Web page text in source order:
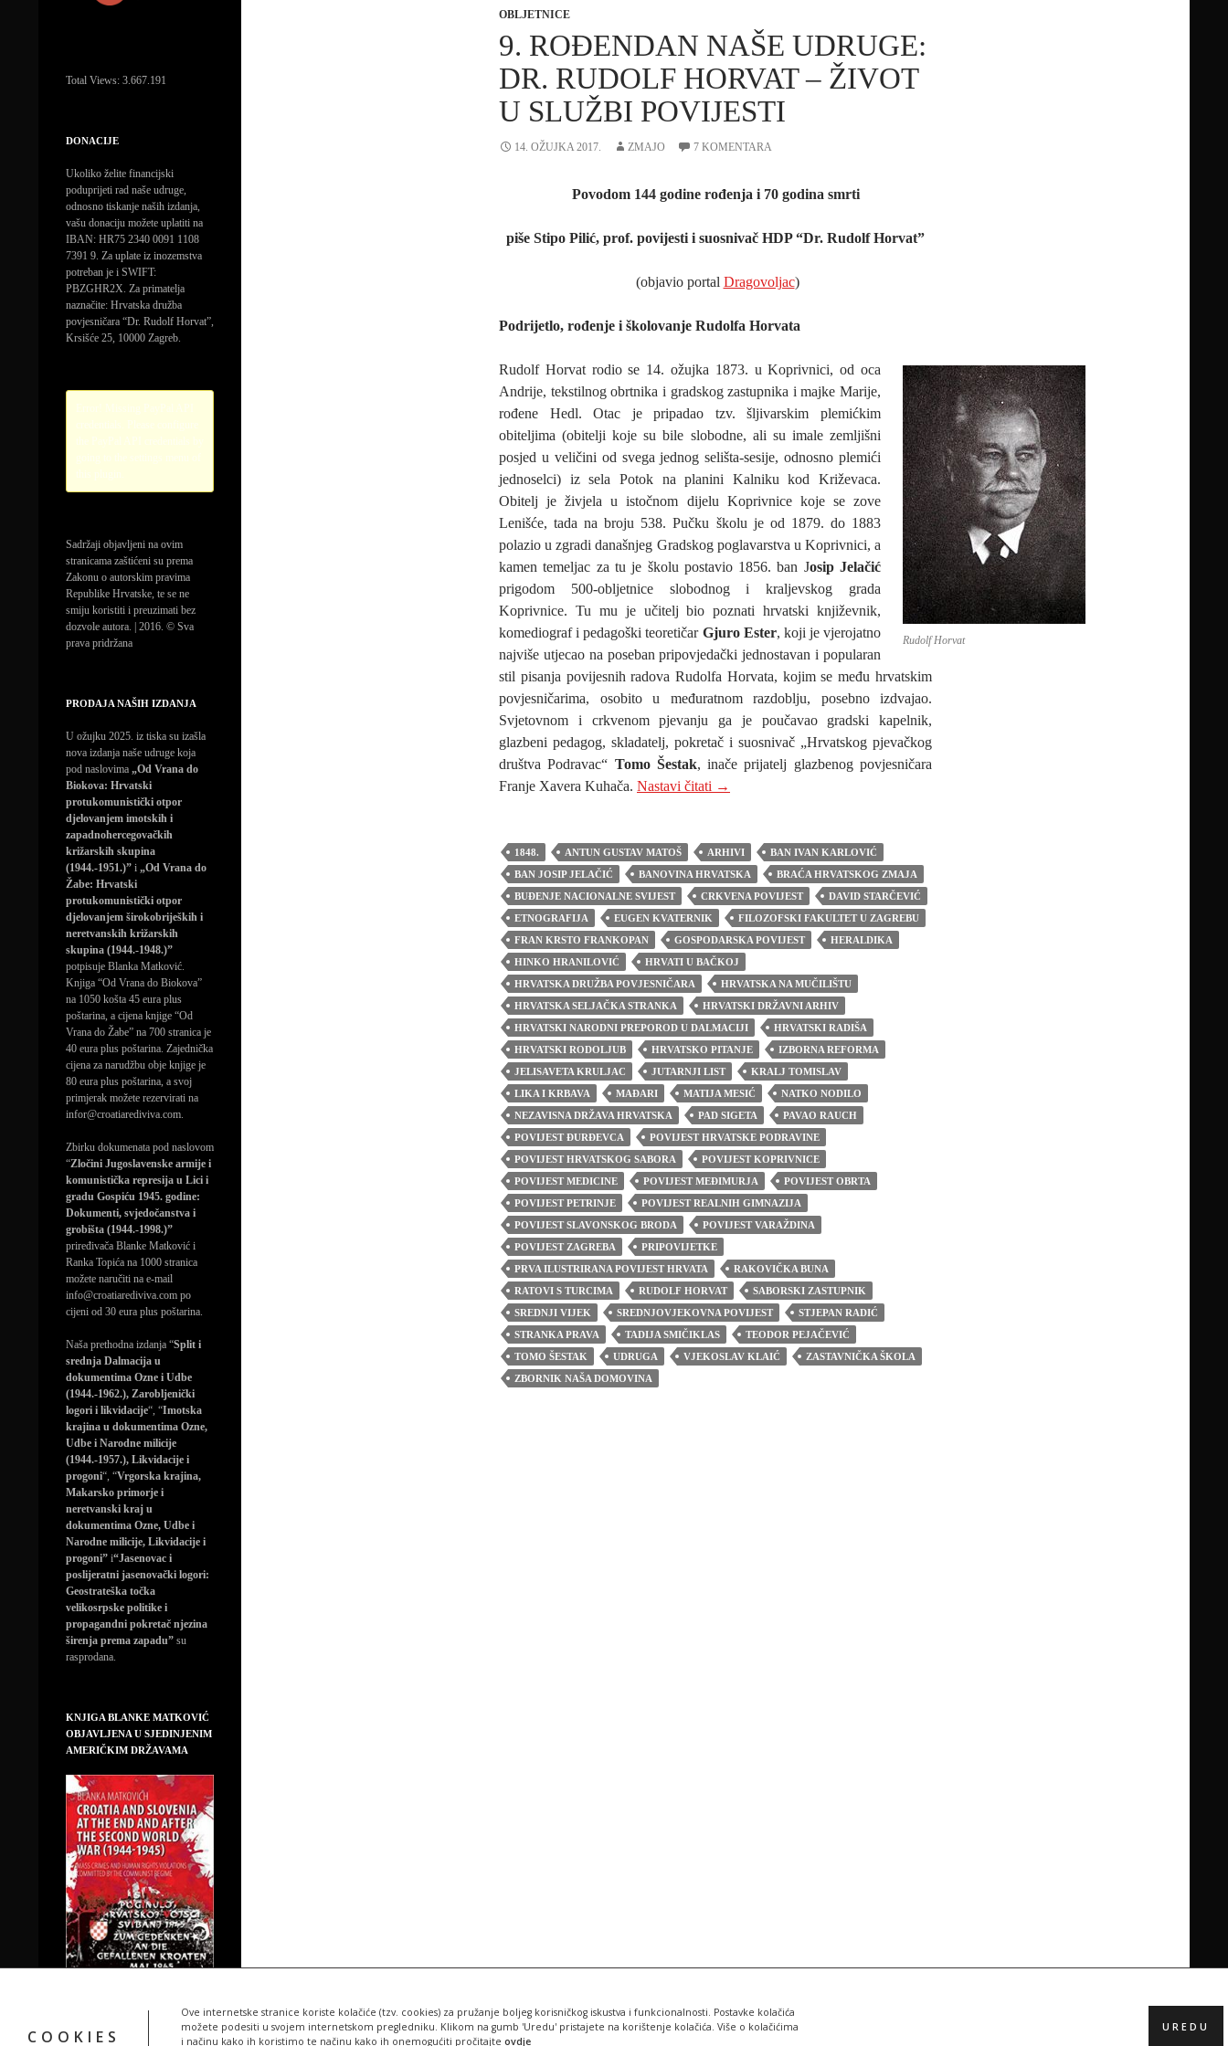
COOKIES
Ove internetske stranice koriste kolačiće (tzv. cookies) za pružanje boljeg korisničkog iskustva i funkcionalnosti. Postavke kolačića
možete podesiti u svojem internetskom pregledniku. Klikom na gumb 'Uredu' pristajete na korištenje kolačića. Više o kolačićima
i načinu kako ih koristimo te načinu kako ih onemogućiti pročitajte ovdje
UREDU
OBLJETNICE
9. ROĐENDAN NAŠE UDRUGE:
DR. RUDOLF HORVAT – ŽIVOT
U SLUŽBI POVIJESTI
14. OŽUJKA 2017. ZMAJO 7 KOMENTARA
Povodom 144 godine rođenja i 70 godina smrti
piše Stipo Pilić, prof. povijesti i suosnivač HDP “Dr. Rudolf Horvat”
(objavio portal Dragovoljac)
Podrijetlo, rođenje i školovanje Rudolfa Horvata
Rudolf Horvat
Rudolf Horvat rodio se 14. ožujka 1873. u Koprivnici, od oca
Andrije, tekstilnog obrtnika i gradskog zastupnika i majke Marije,
rođene Hedl. Otac je pripadao tzv. šljivarskim plemićkim
obiteljima (obitelji koje su bile slobodne, ali su imale zemljišni
posjed u veličini od svega jednog selišta-sesije, odnosno plemići
jednoselci) iz sela Potok na planini Kalniku kod Križevaca.
Obitelj je živjela u istočnom dijelu Koprivnice koje se zove
Lenišće, tada na broju 538. Pučku školu je od 1879. do 1883
polazio u zgradi današnjeg Gradskog poglavarstva u Koprivnici, a
kamen temeljac za tu je školu postavio 1856. ban Josip Jelačić
prigodom 500-obljetnice slobodnog i kraljevskog grada
Koprivnice. Tu mu je učitelj bio poznati hrvatski književnik,
komediograf i pedagoški teoretičar Gjuro Ester, koji je vjerojatno
najviše utjecao na poseban pripovjedački jednostavan i popularan
stil pisanja povijesnih radova Rudolfa Horvata, kojim se među hrvatskim
povjesničarima, osobito u međuratnom razdoblju, posebno izdvajao.
Svjetovnom i crkvenom pjevanju ga je poučavao gradski kapelnik,
glazbeni pedagog, skladatelj, pokretač i suosnivač „Hrvatskog pjevačkog
društva Podravac“ Tomo Šestak, inače prijatelj glazbenog povjesničara
Franje Xavera Kuhača. Nastavi čitati 9. ROĐENDAN NAŠE UDRUGE: DR. RUDOLF HORVAT – život u službi povijesti
→
1848. ANTUN GUSTAV MATOŠ ARHIVI
BAN IVAN KARLOVIĆ
BAN JOSIP JELAČIĆ
BANOVINA HRVATSKA
BRAĆA HRVATSKOG ZMAJA
BUĐENJE NACIONALNE SVIJEST
CRKVENA POVIJEST
DAVID STARČEVIĆ
ETNOGRAFIJA
EUGEN KVATERNIK
FILOZOFSKI FAKULTET U ZAGREBU
FRAN KRSTO FRANKOPAN
GOSPODARSKA POVIJEST
HERALDIKA
HINKO HRANILOVIĆ
HRVATI U BAČKOJ
HRVATSKA DRUŽBA POVJESNIČARA
HRVATSKA NA MUČILIŠTU
HRVATSKA SELJAČKA STRANKA
HRVATSKI DRŽAVNI ARHIV
HRVATSKI NARODNI PREPOROD U DALMACIJI
HRVATSKI RADIŠA
HRVATSKI RODOLJUB
HRVATSKO PITANJE
IZBORNA REFORMA
JELISAVETA KRULJAC
JUTARNJI LIST
KRALJ TOMISLAV
LIKA I KRBAVA
MAĐARI MATIJA MESIĆ
NATKO NODILO
NEZAVISNA DRŽAVA HRVATSKA
PAD SIGETA
PAVAO RAUCH
POVIJEST ĐURĐEVCA
POVIJEST HRVATSKE PODRAVINE
POVIJEST HRVATSKOG SABORA
POVIJEST KOPRIVNICE
POVIJEST MEDICINE
POVIJEST MEĐIMURJA
POVIJEST OBRTA
POVIJEST PETRINJE
POVIJEST REALNIH GIMNAZIJA
POVIJEST SLAVONSKOG BRODA
POVIJEST VARAŽDINA
POVIJEST ZAGREBA
PRIPOVIJETKE
PRVA ILUSTRIRANA POVIJEST HRVATA
RAKOVIČKA BUNA
RATOVI S TURCIMA
RUDOLF HORVAT
SABORSKI ZASTUPNIK
SREDNJI VIJEK
SREDNJOVJEKOVNA POVIJEST
STJEPAN RADIĆ
STRANKA PRAVA
TADIJA SMIČIKLAS
TEODOR PEJAČEVIĆ
TOMO ŠESTAK
UDRUGA VJEKOSLAV KLAIĆ
ZASTAVNIČKA ŠKOLA
ZBORNIK NAŠA DOMOVINA
Total Views: 3.667.191
DONACIJE
Ukoliko želite financijski
poduprijeti rad naše udruge,
odnosno tiskanje naših izdanja,
vašu donaciju možete uplatiti na
IBAN: HR75 2340 0091 1108
7391 9. Za uplate iz inozemstva
potreban je i SWIFT:
PBZGHR2X. Za primatelja
naznačite: Hrvatska družba
povjesničara “Dr. Rudolf Horvat”,
Krsišće 25, 10000 Zagreb.
Sadržaji objavljeni na ovim
stranicama zaštićeni su prema
Zakonu o autorskim pravima
Republike Hrvatske, te se ne
smiju koristiti i preuzimati bez
dozvole autora. | 2016. © Sva
prava pridržana
PRODAJA NAŠIH IZDANJA
U ožujku 2025. iz tiska su izašla
nova izdanja naše udruge koja
pod naslovima „Od Vrana do
Biokova: Hrvatski
protukomunistički otpor
djelovanjem imotskih i
zapadnohercegovačkih
križarskih skupina
(1944.-1951.)” i „Od Vrana do
Žabe: Hrvatski
protukomunistički otpor
djelovanjem širokobrijeških i
neretvanskih križarskih
skupina (1944.-1948.)”
potpisuje Blanka Matković.
Knjiga “Od Vrana do Biokova”
na 1050 košta 45 eura plus
poštarina, a cijena knjige “Od
Vrana do Žabe” na 700 stranica je
40 eura plus poštarina. Zajednička
cijena za narudžbu obje knjige je
80 eura plus poštarina, a svoj
primjerak možete rezervirati na
infor@croatiarediviva.com.
Zbirku dokumenata pod naslovom
“Zločini Jugoslavenske armije i
komunistička represija u Lici i
gradu Gospiću 1945. godine:
Dokumenti, svjedočanstva i
grobišta (1944.-1998.)”
priređivača Blanke Matković i
Ranka Topića na 1000 stranica
možete naručiti na e-mail
info@croatiarediviva.com po
cijeni od 30 eura plus poštarina.
Naša prethodna izdanja “Split i
srednja Dalmacija u
dokumentima Ozne i Udbe
(1944.-1962.), Zarobljenički
logori i likvidacije“, “Imotska
krajina u dokumentima Ozne,
Udbe i Narodne milicije
(1944.-1957.), Likvidacije i
progoni“, “Vrgorska krajina,
Makarsko primorje i
neretvanski kraj u
dokumentima Ozne, Udbe i
Narodne milicije, Likvidacije i
progoni” i“Jasenovac i
poslijeratni jasenovački logori:
Geostrateška točka
velikosrpske politike i
propagandni pokretač njezina
širenja prema zapadu” su
rasprodana.
KNJIGA BLANKE MATKOVIĆ
OBJAVLJENA U SJEDINJENIM
AMERIČKIM DRŽAVAMA